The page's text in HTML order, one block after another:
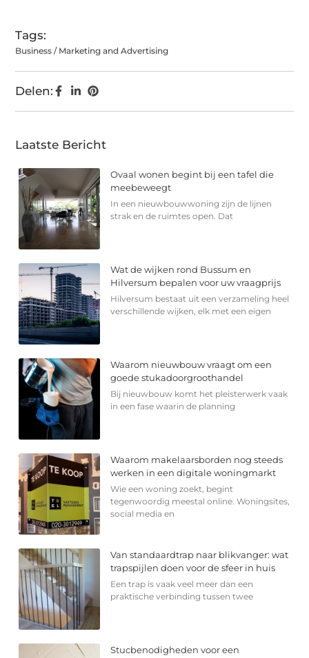
Tags:
Business / Marketing and Advertising
Delen:
Laatste Bericht
Ovaal wonen begint bij een tafel die
meebeweegt
In een nieuwbouwwoning zijn de lijnen
strak en de ruimtes open. Dat
Wat de wijken rond Bussum en
Hilversum bepalen voor uw vraagprijs
Hilversum bestaat uit een verzameling heel
verschillende wijken, elk met een eigen
Waarom nieuwbouw vraagt om een
goede stukadoorgroothandel
Bij nieuwbouw komt het pleisterwerk vaak
in een fase waarin de planning
Waarom makelaarsborden nog steeds
werken in een digitale woningmarkt
Wie een woning zoekt, begint
tegenwoordig meestal online. Woningsites,
social media en
Van standaardtrap naar blikvanger: wat
trapspijlen doen voor de sfeer in huis
Een trap is vaak veel meer dan een
praktische verbinding tussen twee
Stucbenodigheden voor een